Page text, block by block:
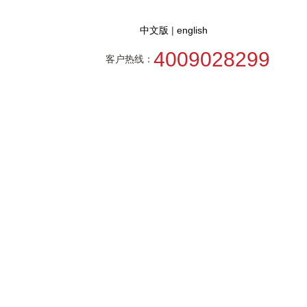
中文版 |english
客户热线： 4009028299